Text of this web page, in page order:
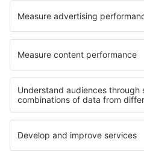
Tietoa eSkysta
Sopimusehdot
Omat varaukset
Tietosuojakäytäntö
Tuki ja yhteystiedot
Yksityisyys